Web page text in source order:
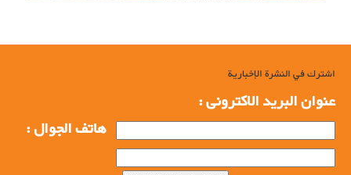
اشترك في النشرة الإخبارية
عنوان البرید الاکترونی :
هاتف الجوال :